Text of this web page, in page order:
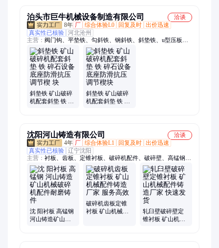
泊头市巨牛机械设备制造有限公司
洽谈
8年 厂 综合体验L0 回复及时 出价迅速
真实性已核验 河北沧州
主营： 阀门钩、平垫铁、勾斜铁、钢斜铁、斜垫铁、u型压板、
化工斜铁、斜铁机床、机械滑台、斜铁轨道、机床斜铁、斜铁车
床、铸铁斜铁、斜铁、模具压板、机床压板、调整斜铁、检查井
爬梯、F扳手、斜铁块、楔铁、斜铁片、垫铁、十字滑台、数控
滑台
斜垫铁 矿山破碎
机配套斜垫 铁 碎
斜垫铁 矿山破碎
机配套斜垫 铁 碎
沈阳河山铸造有限公司
洽谈
4年 厂 综合体验L1 回复及时 出价迅速
真实性已核验 辽宁沈阳
主营： 衬板、齿板、定锥衬板、破碎机配件、破碎壁、高锰钢筛
板、高锰钢衬板、破碎机衬板、矿山机械配件、高锰钢齿板、圆
锥破碎机破碎壁、锤破锤头、铲齿、轧臼壁、动锥衬板、球磨机
衬板、制砂机辊皮、棒磨机衬板、耐磨板、电厂耐磨衬板、耐磨
齿板
沈 阳衬板 高锰钢
河山铸造矿山机
破碎机齿板定锥
衬板 矿山机械配
轧臼壁破碎壁定
锥衬板 矿山机械